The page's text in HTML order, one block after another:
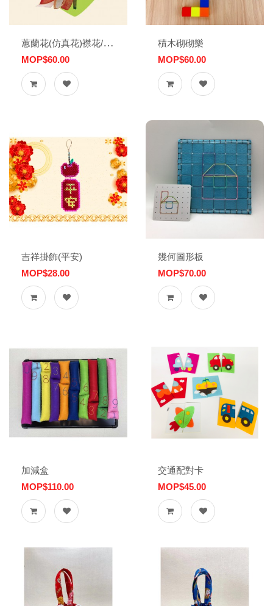
蕙蘭花(仿真花)襟花/手花
MOP$60.00
積木砌砌樂
MOP$60.00
吉祥掛飾(平安)
MOP$28.00
幾何圖形板
MOP$70.00
加減盒
MOP$110.00
交通配對卡
MOP$45.00